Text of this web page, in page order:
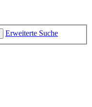
Erweiterte Suche